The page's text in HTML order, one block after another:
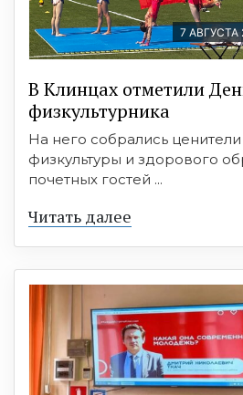
7 АВГУСТА
В Клинцах отметили
физкультурника
На него собрались ценители
физкультуры и здорового
почетных гостей ...
Читать далее